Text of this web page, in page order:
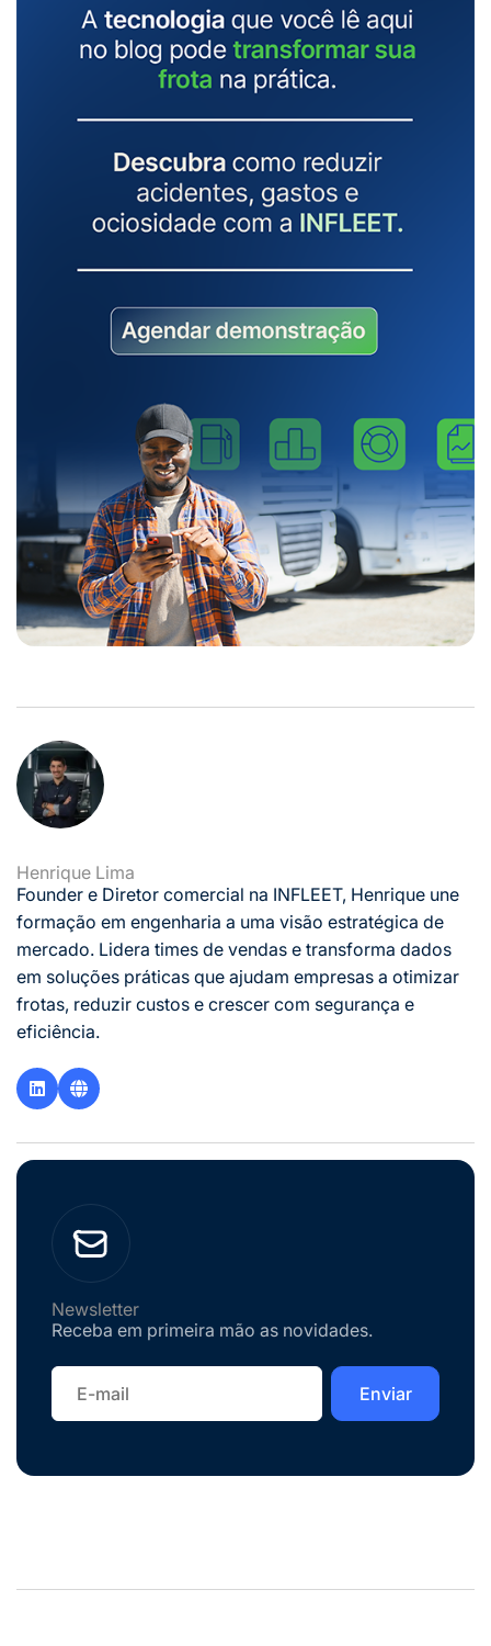
Henrique Lima
Founder e Diretor comercial na INFLEET, Henrique une
formação em engenharia a uma visão estratégica de
mercado. Lidera times de vendas e transforma dados
em soluções práticas que ajudam empresas a otimizar
frotas, reduzir custos e crescer com segurança e
eficiência.
Newsletter
Receba em primeira mão as novidades.